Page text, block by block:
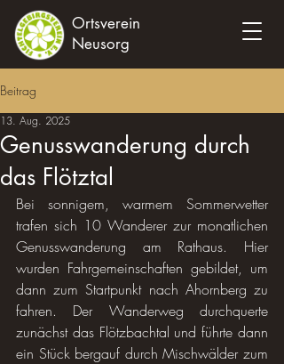
Ortsverein
Neusorg
Beitrag
Genusswanderung durch
das Flötztal
13. Aug. 2025
Bei sonnigem, warmem Sommerwetter
trafen sich 10 Wanderer zur monatlichen
Genusswanderung am Rathaus. Hier
wurden Fahrgemeinschaften gebildet, um
dann zum Startpunkt nach Ahornberg zu
fahren. Der Wanderweg durchquerte
zunächst das Flötzbachtal und führte dann
ein Stück bergauf durch Mischwälder zum